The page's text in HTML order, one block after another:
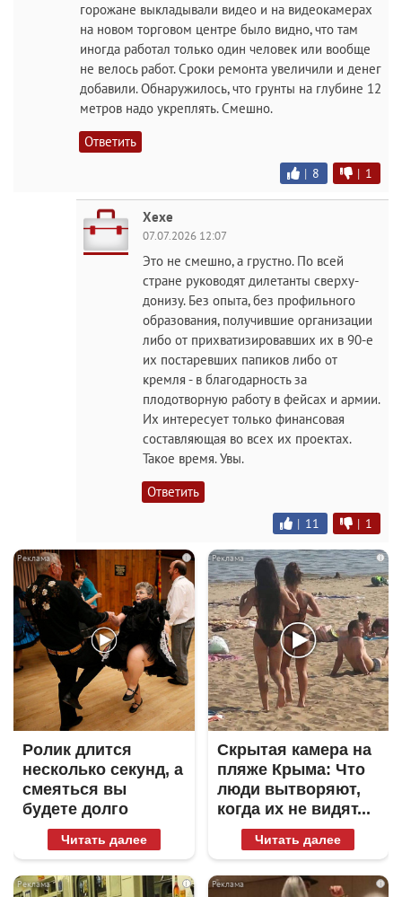
горожане выкладывали видео и на видеокамерах
на новом торговом центре было видно, что там
иногда работал только один человек или вообще
не велось работ. Сроки ремонта увеличили и денег
добавили. Обнаружилось, что грунты на глубине 12
метров надо укреплять. Смешно.
Ответить
| 8 | 1
Хехе
07.07.2026 12:07
Это не смешно, а грустно. По всей
стране руководят дилетанты сверху-
донизу. Без опыта, без профильного
образования, получившие организации
либо от прихватизировавших их в 90-е
их постаревших папиков либо от
кремля - в благодарность за
плодотворную работу в фейсах и армии.
Их интересует только финансовая
составляющая во всех их проектах.
Такое время. Увы.
Ответить
| 11 | 1
i
Ролик длится
несколько секунд, а
смеяться вы
будете долго
Читать далее
i
Скрытая камера на
пляже Крыма: Что
люди вытворяют,
когда их не видят...
Читать далее
i i